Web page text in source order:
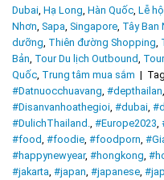
Dubai Hạ Long Hàn Quốc Lễ
Nhơn Sapa Singapore Tây Ban
dưỡng Thiên đường Shopping
Bản Tour Du lịch Outbound
Quốc Trung tâm mua sắm |
#Datnuocchuavang #depthailan
#Disanvanhoathegioi #dubai
#DulichThailand.
#Europe2023
#food #foodie #foodporn
#happynewyear, #hongkong
#jakarta #japan #japanese